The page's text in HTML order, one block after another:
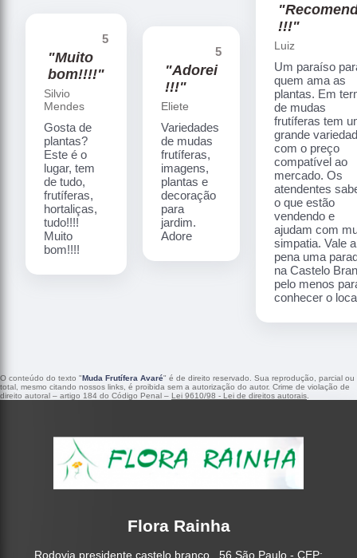
5
"Muito
bom!!!!"
Silvio
Mendes
Gosta de
plantas?
Este é o
lugar, tem
de tudo,
frutíferas,
hortaliças,
tudo!!!!
Muito
bom!!!!
5
"Adorei
!!!"
Eliete
Variedades
de mudas
frutíferas,
imagens,
plantas e
decoração
para
jardim.
Adore
!!!"
Luiz
Um paraíso
quem ama as
plantas. Em
de mudas
frutíferas tem
grande
com o preço
compatível ao
mercado. Os
atendentes
o que estão
vendendo e
ajudam com
simpatia. Vale a
pena uma
na Castelo
pelo menos
conhecer o
O conteúdo do texto "Muda Frutífera Avaré" é de direito reservado. Sua reprodução, parcial ou
total, mesmo citando nossos links, é proibida sem a autorização do autor. Crime de violação de
direito autoral – artigo 184 do Código Penal – Lei 9610/98 - Lei de direitos autorais
Flora Rainha
Rodovia presidente castelo branco , 56 São Paulo - CEP: